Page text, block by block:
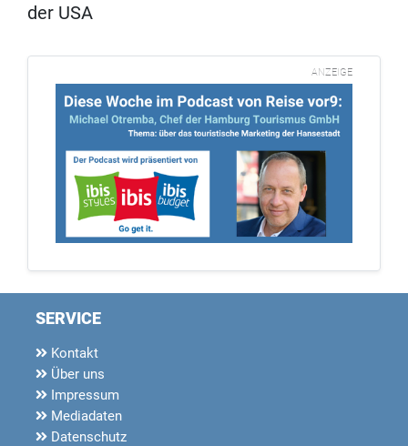
der USA
ANZEIGE
SERVICE
Kontakt
Über uns
Impressum
Mediadaten
Datenschutz